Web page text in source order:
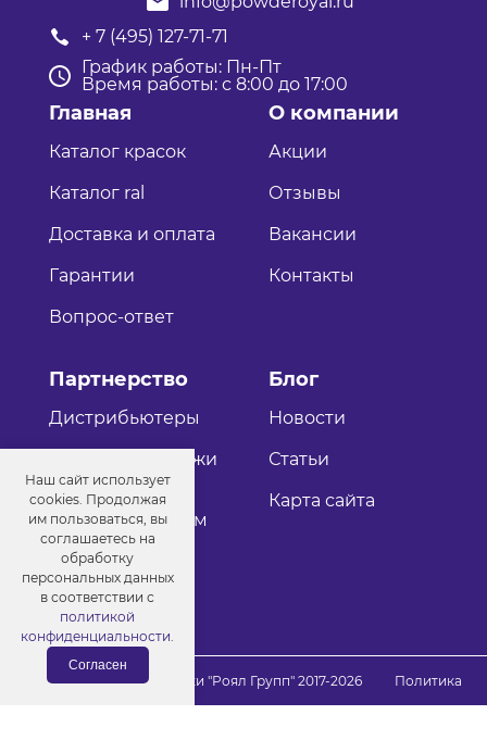
+ 7 (495) 127-71-71
График работы: Пн-Пт
Время работы: с 8:00 до 17:00
Главная
Каталог красок
Каталог ral
Доставка и оплата
Гарантии
Вопрос-ответ
О компании
Акции
Отзывы
Вакансии
Контакты
Партнерство
Дистрибьютеры
Оптовые продажи
Как стать
дистрибьютером
Блог
Новости
Статьи
Карта сайта
© Порошковые краски "Роял Групп" 2017-2026
Политика
конфиденциальности
Наш сайт использует
cookies. Продолжая
им пользоваться, вы
соглашаетесь на
обработку
персональных данных
в соответствии с
политикой
конфиденциальности.
Согласен